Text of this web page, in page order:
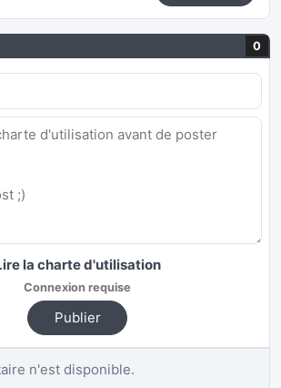
0
la charte d'utilisation
Connexion requise
Publier
n'est disponible.